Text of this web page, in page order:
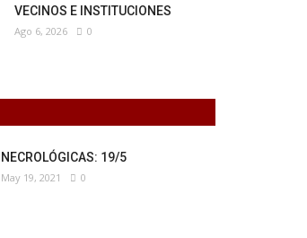
VECINOS E INSTITUCIONES
Ago 6, 2026 0
NECROLÓGICAS: 19/5
May 19, 2021 0